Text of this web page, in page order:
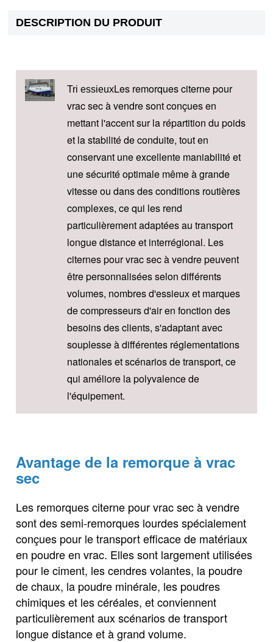
DESCRIPTION DU PRODUIT
Tri essieuxLes remorques citerne pour
vrac sec à vendre sont conçues en
mettant l'accent sur la répartition du poids
et la stabilité de conduite, tout en
conservant une excellente maniabilité et
une sécurité optimale même à grande
vitesse ou dans des conditions routières
complexes, ce qui les rend
particulièrement adaptées au transport
longue distance et interrégional. Les
citernes pour vrac sec à vendre peuvent
être personnalisées selon différents
volumes, nombres d'essieux et marques
de compresseurs d'air en fonction des
besoins des clients, s'adaptant avec
souplesse à différentes réglementations
nationales et scénarios de transport, ce
qui améliore la polyvalence de
l'équipement.
Avantage de la remorque à vrac
sec
Les remorques citerne pour vrac sec à vendre
sont des semi-remorques lourdes spécialement
conçues pour le transport efficace de matériaux
en poudre en vrac. Elles sont largement utilisées
pour le ciment, les cendres volantes, la poudre
de chaux, la poudre minérale, les poudres
chimiques et les céréales, et conviennent
particulièrement aux scénarios de transport
longue distance et à grand volume.